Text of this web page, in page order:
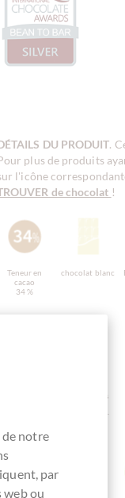
DU PRODUIT.
plus de produits
l'icône
de chocolat !
Teneur en
cacao
34 %
chocolat blanc
Origine des
Madagascar
de notre
par
web ou